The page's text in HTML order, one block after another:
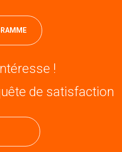
!
de satisfaction